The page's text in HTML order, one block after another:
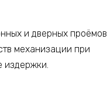
и дверных проёмов
механизации при
издержки.